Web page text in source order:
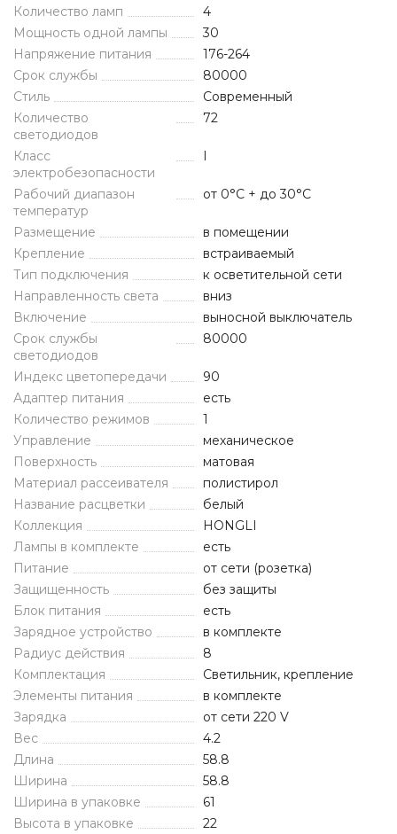
Количество ламп
4
Мощность одной лампы
30
Напряжение питания
176-264
Срок службы
80000
Стиль
Современный
Количество
светодиодов
72
Класс
электробезопасности
I
Рабочий диапазон
температур
от 0°C + до 30°C
Размещение
в помещении
Крепление
встраиваемый
Тип подключения
к осветительной сети
Направленность света
вниз
Включение
выносной выключатель
Срок службы
светодиодов
80000
Индекс цветопередачи
90
Адаптер питания
есть
Количество режимов
1
Управление
механическое
Поверхность
матовая
Материал рассеивателя
полистирол
Название расцветки
белый
Коллекция
HONGLI
Лампы в комплекте
есть
Питание
от сети (розетка)
Защищенность
без защиты
Блок питания
есть
Зарядное устройство
в комплекте
Радиус действия
8
Комплектация
Светильник, крепление
Элементы питания
в комплекте
Зарядка
от сети 220 V
Вес
4.2
Длина
58.8
Ширина
58.8
Ширина в упаковке
61
Высота в упаковке
22